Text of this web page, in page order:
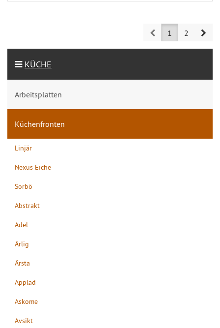
Prev1 2
KÜCHE
Arbeitsplatten
Küchenfronten
Linjär
Nexus Eiche
Sorbö
Abstrakt
Ädel
Ärlig
Ärsta
Applad
Askome
Avsikt